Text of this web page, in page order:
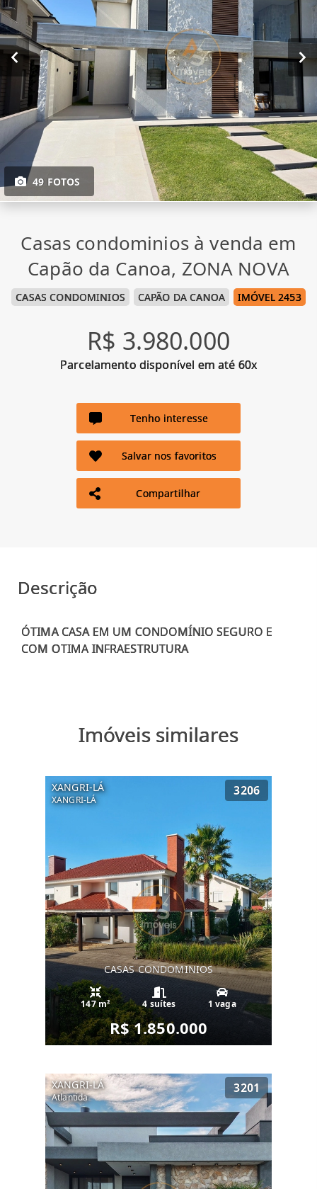
49 FOTOS
Casas condominios à venda em
Capão da Canoa, ZONA NOVA
CASAS CONDOMINIOS CAPÃO DA CANOA IMÓVEL 2453
R$ 3.980.000
Parcelamento disponível em até 60x
Tenho interesse
Salvar nos favoritos
Compartilhar
Descrição
ÓTIMA CASA EM UM CONDOMÍNIO SEGURO E
COM OTIMA INFRAESTRUTURA
Imóveis similares
XANGRI-LÁ
XANGRI-LÁ
3206
CASAS CONDOMINIOS
147 m² 4 suítes 1 vaga
R$ 1.850.000
XANGRI-LÁ
Atlantida
3201